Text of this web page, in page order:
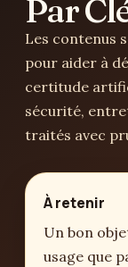
Par
Les contenus
pour aider à
certitude
sécurité,
traités avec
À retenir
Un bon
usage que